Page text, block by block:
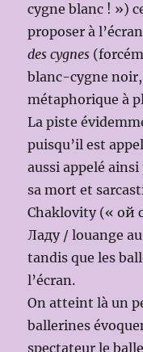
cygne blanc ! »)
proposer à
des cygnes
blanc-cygne
métaphorique à
La piste
puisqu’il est
aussi appelé
sa mort et
Chaklovity (« ой
Ладу / louange
tandis que les
l’écran.
On atteint là un
ballerines
spectateur le